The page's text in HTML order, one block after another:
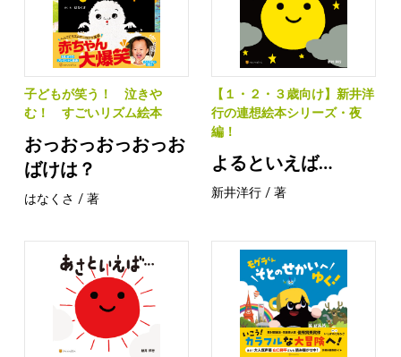
子どもが笑う！ 泣きや
む！ すごいリズム絵本
おっおっおっおっお
ばけは？
はなくさ / 著
【１・２・３歳向け】新井洋
行の連想絵本シリーズ・夜
編！
よるといえば…
新井洋行 / 著